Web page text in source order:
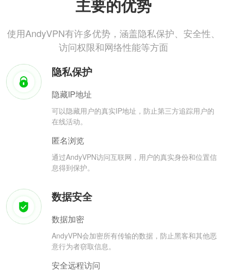
主要的优势
使用AndyVPN有许多优势，涵盖隐私保护、安全性、
访问权限和网络性能等方面
隐私保护
隐藏IP地址
可以隐藏用户的真实IP地址，防止第三方追踪用户的
在线活动。
匿名浏览
通过AndyVPN访问互联网，用户的真实身份和位置信
息得到保护。
数据安全
数据加密
AndyVPN会加密所有传输的数据，防止黑客和其他恶
意行为者窃取信息。
安全远程访问